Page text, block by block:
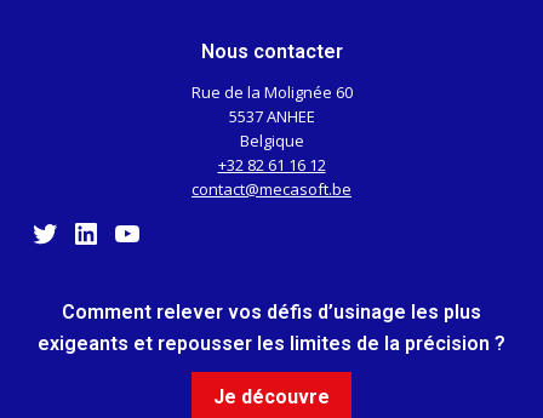
Nous contacter
Rue de la Molignée 60
5537 ANHEE
Belgique
+32 82 61 16 12
contact@mecasoft.be
Twitter
LinkedIn
Comment relever vos défis d’usinage les plus
exigeants et repousser les limites de la précision ?
Je découvre